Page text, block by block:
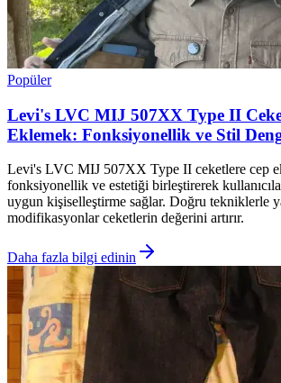
Popüler
Levi's LVC MIJ 507XX Type II
Eklemek: Fonksiyonellik ve Stil
Levi's LVC MIJ 507XX Type II ceketlere cep
fonksiyonellik ve estetiği birleştirerek
uygun kişiselleştirme sağlar. Doğru tekniklerle
modifikasyonlar ceketlerin değerini artırır.
Daha fazla bilgi edinin